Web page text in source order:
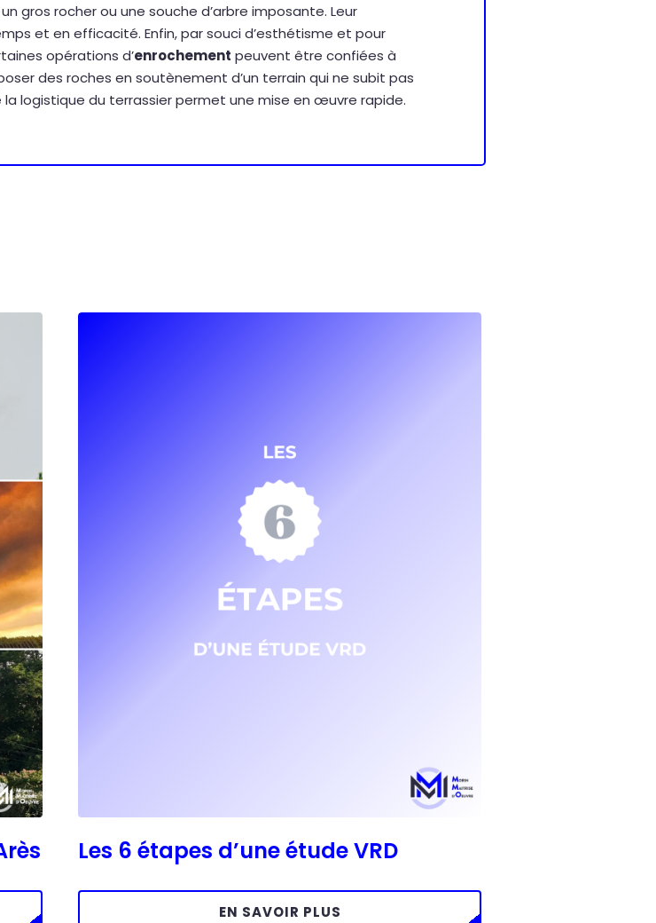
gros rocher ou une souche d’arbre imposante. Leur
et en efficacité. Enfin, par souci d’esthétisme et pour
opérations d’enrochement peuvent être confiées à
des roches en soutènement d’un terrain qui ne subit pas
logistique du terrassier permet une mise en œuvre rapide.
Les 6 étapes d’une étude VRD
EN SAVOIR PLUS